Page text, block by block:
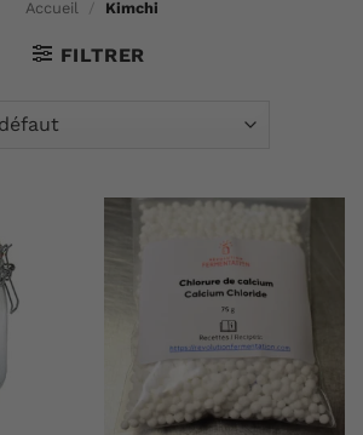
Accueil / Kimchi
FILTRER